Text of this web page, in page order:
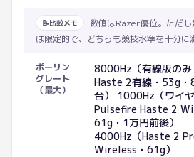
📝比較メモ
数値はRazer優位。ただ
は限定的で、どちらも競技水準を十分に
ポーリン
グレート
（最大）
8000Hz（有線版の
Haste 2有線・53g
台） 1000Hz（ワイヤ
Pulsefire Haste 2
61g・1万円前後）
4000Hz（Haste 2
Wireless・61g）